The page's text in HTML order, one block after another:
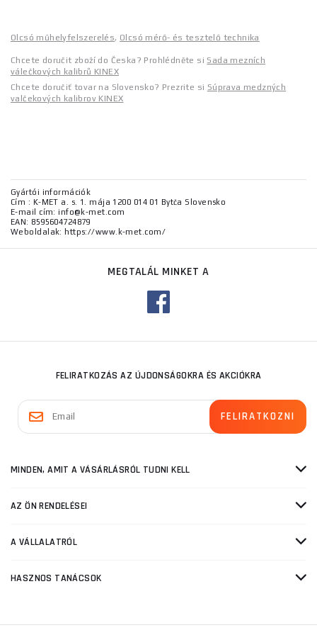
Olcsó műhelyfelszerelés, Olcsó mérő- és tesztelő technika
Chcete doručit zboží do Česka? Prohlédněte si Sada mezních
válečkových kalibrů KINEX
Chcete doručiť tovar na Slovensko? Prezrite si Súprava medzných
valčekových kalibrov KINEX
Gyártói információk
Cím : K-MET a. s. 1. mája 1200 014 01 Bytča Slovensko
E-mail cím: info@k-met.com
EAN: 8595604724879
Weboldalak: https://www.k-met.com/
MEGTALÁL MINKET A
FELIRATKOZÁS AZ ÚJDONSÁGOKRA ÉS AKCIÓKRA
MINDEN, AMIT A VÁSÁRLÁSRÓL TUDNI KELL
AZ ÖN RENDELÉSEI
A VÁLLALATRÓL
HASZNOS TANÁCSOK